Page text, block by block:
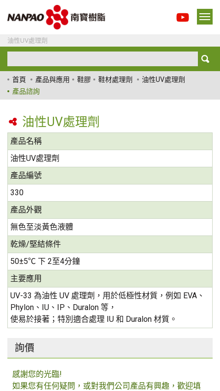
油性UV處理劑
首頁 產品與應用 鞋膠 鞋材處理劑
油性UV處理劑
產品諮詢
油性UV處理劑
產品名稱
油性UV處理劑
產品編號
330
產品外觀
無色至淡黃色液體
乾燥/堅結條件
50±5℃ 下 2至4分鐘
主要應用
UV-33 為油性 UV 處理劑，用於低極性材質，例如 EVA、
Phylon、IU、IP、Duralon 等，
使易於接著；特別適合處理 IU 和 Duralon 材質。
詢價
感謝您的光臨!
如果您有任何疑問，或對我們公司產品有興趣，歡迎填